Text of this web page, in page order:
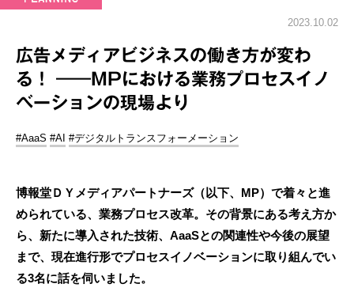
2023.10.02
広告メディアビジネスの働き方が変わ
る！ ――MPにおける業務プロセスイノ
ベーションの現場より
#AaaS #AI #デジタルトランスフォーメーション
博報堂ＤＹメディアパートナーズ（以下、MP）で着々と進
められている、業務プロセス改革。その背景にある考え方か
ら、新たに導入された技術、AaaSとの関連性や今後の展望
まで、現在進行形でプロセスイノベーションに取り組んでい
る3名に話を伺いました。